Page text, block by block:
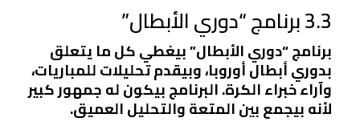
3.3 برنامج “دوري الأبطال”
برنامج “دوري الأبطال” بيغطي كل ما يتعلق
بدوري أبطال أوروبا، وبيقدم تحليلات للمباريات،
وآراء خبراء الكرة. البرنامج بيكون له جمهور كبير
لأنه بيجمع بين المتعة والتحليل العميق.